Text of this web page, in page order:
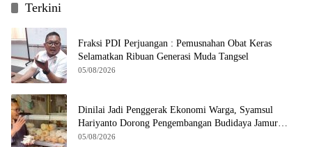
Terkini
Fraksi PDI Perjuangan : Pemusnahan Obat Keras
Selamatkan Ribuan Generasi Muda Tangsel
05/08/2026
Dinilai Jadi Penggerak Ekonomi Warga, Syamsul
Hariyanto Dorong Pengembangan Budidaya Jamur
Crispy di Serpong
05/08/2026